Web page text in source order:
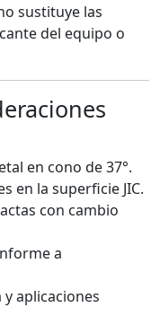
sustituye las
del equipo o
en cono de 37°.
en la superficie JIC.
con cambio
a
aplicaciones